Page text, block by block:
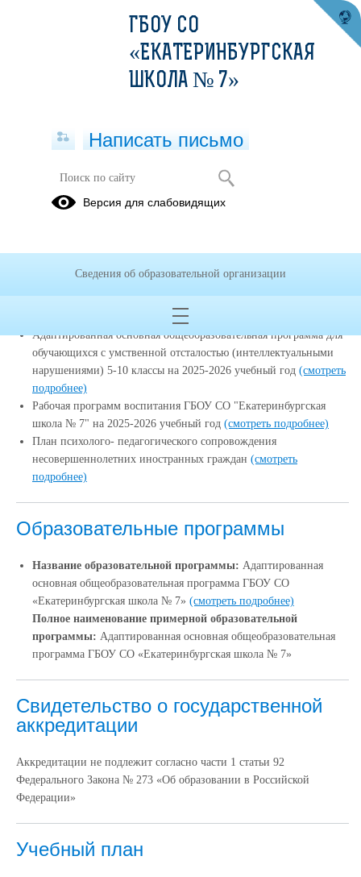
Реализуемые образовательные
обучающихся с умственной отсталостью (интеллектуальными
нарушениями) 1-4 классы на 2025-2026 учебный год(смотреть
Адаптированная основная общеобразовательная программа для
обучающихся с умственной отсталостью (интеллектуальными
нарушениями) 5-10 классы на 2025-2026 учебный год (смотреть
подробнее)
Рабочая программ воспитания ГБОУ СО "Екатеринбургская
школа № 7" на 2025-2026 учебный год (смотреть подробнее)
План психолого- педагогического сопровождения
несовершеннолетних иностранных граждан (смотреть
подробнее)
Образовательные программы
Название образовательной программы: Адаптированная
основная общеобразовательная программа ГБОУ СО
«Екатеринбургская школа № 7» (смотреть подробнее)
Полное наименование примерной образовательной
программы: Адаптированная основная общеобразовательная
программа ГБОУ СО «Екатеринбургская школа № 7»
Свидетельство о государственной
аккредитации
Аккредитации не подлежит согласно части 1 статьи 92
Федерального Закона № 273 «Об образовании в Российской
Федерации»
Учебный план
ГБОУ СО
«ЕКАТЕРИНБУРГСКАЯ
ШКОЛА № 7»
Написать письмо
Версия для слабовидящих
Сведения об образовательной организации